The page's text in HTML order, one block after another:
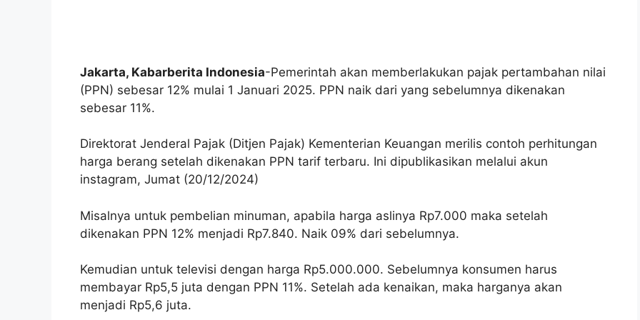
Jakarta, Kabarberita Indonesia-Pemerintah akan memberlakukan pajak pertambahan nilai
(PPN) sebesar 12% mulai 1 Januari 2025. PPN naik dari yang sebelumnya dikenakan
sebesar 11%.
Direktorat Jenderal Pajak (Ditjen Pajak) Kementerian Keuangan merilis contoh perhitungan
harga berang setelah dikenakan PPN tarif terbaru. Ini dipublikasikan melalui akun
instagram, Jumat (20/12/2024)
Misalnya untuk pembelian minuman, apabila harga aslinya Rp7.000 maka setelah
dikenakan PPN 12% menjadi Rp7.840. Naik 09% dari sebelumnya.
Kemudian untuk televisi dengan harga Rp5.000.000. Sebelumnya konsumen harus
membayar Rp5,5 juta dengan PPN 11%. Setelah ada kenaikan, maka harganya akan
menjadi Rp5,6 juta.